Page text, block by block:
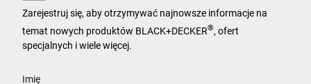
Zarejestruj się, aby otrzymywać najnowsze informacje na
temat nowych produktów BLACK+DECKER® , ofert
specjalnych i wiele więcej.
Imię